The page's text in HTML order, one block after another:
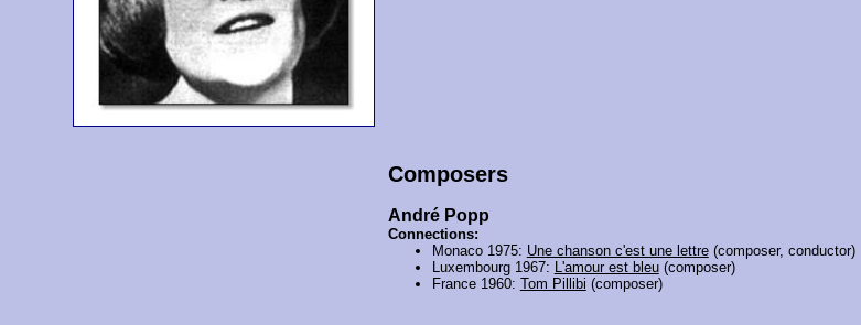
Composers
André Popp
Connections:
Monaco 1975: Une chanson c'est une lettre(composer, conductor)
Luxembourg 1967:
L'amour est bleu(composer)
France 1960: Tom Pillibi (composer)